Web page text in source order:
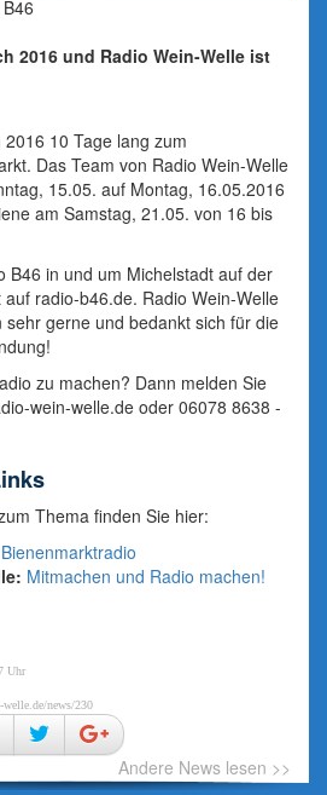
2016 und Radio Wein-Welle ist
10 Tage lang zum
Das Team von Radio Wein-Welle
15.05. auf Montag, 16.05.2016
am Samstag, 21.05. von 16 bis
B46 in und um Michelstadt auf der
radio-b46.de. Radio Wein-Welle
sehr gerne und bedankt sich für die
zu machen? Dann melden Sie
wein-welle.deoder 06078 8638 -
Thema finden Sie hier:
Mitmachen und Radio machen!
Uhr
news/230
Andere News lesen >>